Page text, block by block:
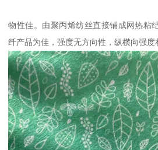
物性佳。由聚丙烯纺丝直接铺成网热粘
纤产品为佳，强度无方向性，纵横向强度